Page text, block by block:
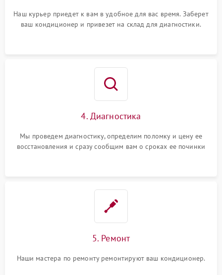
Наш курьер приедет к вам в удобное для вас время. Заберет
ваш кондиционер и привезет на склад для диагностики.
4. Диагностика
Мы проведем диагностику, определим поломку и цену ее
восстановления и сразу сообщим вам о сроках ее починки
5. Ремонт
Наши мастера по ремонту ремонтируют ваш кондиционер.